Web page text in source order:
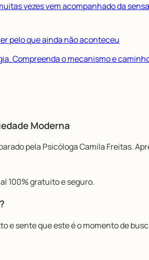
vezes vem acompanhado da
pelo que ainda não aconteceu
Compreenda o mecanismo e
Moderna
pela Psicóloga Camila Freitas.
100% gratuito e seguro.
e sente que este é o momento de